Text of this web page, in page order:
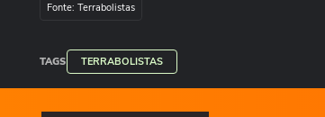
Fonte: Terrabolistas
TAGS TERRABOLISTAS